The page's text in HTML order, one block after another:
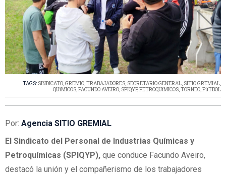
TAGS: SINDICATO,GREMIO,TRABAJADORES, SECRETARIO GENERAL, SITIO GREMIAL,
QUíMICOS,FACUNDO AVEIRO, SPIQYP,PETROQUíMICOS,TORNEO,FúTBOL
Por: Agencia SITIO GREMIAL
El Sindicato del Personal de Industrias Químicas y
Petroquímicas (SPIQYP), que conduce Facundo Aveiro,
destacó la unión y el compañerismo de los trabajadores